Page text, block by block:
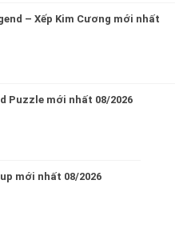
– Xếp Kim Cương mới nhất
Puzzle mới nhất 08/2026
mới nhất 08/2026